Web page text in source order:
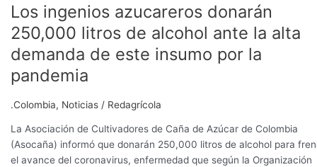
Los ingenios azucareros donarán
250,000 litros de alcohol ante la alta
demanda de este insumo por la
pandemia
.Colombia, Noticias / Redagrícola
La Asociación de Cultivadores de Caña de Azúcar de Colombia
(Asocaña) informó que donarán 250,000 litros de alcohol para
el avance del coronavirus, enfermedad que según la Organización
insumo
por
la
pandemia